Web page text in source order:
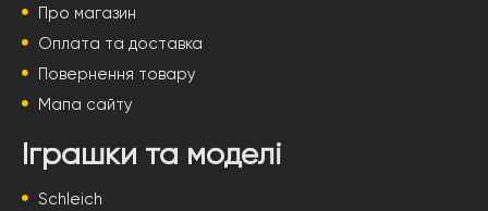
Про магазин
Оплата та доставка
Повернення товару
Мапа сайту
Іграшки та моделі
Schleich